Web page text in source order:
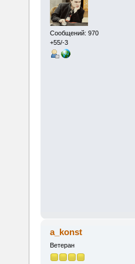
Сообщений: 970
+55/-3
a_konst
Ветеран